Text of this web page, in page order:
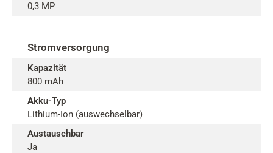
0,3 MP
Stromversorgung
Kapazität
800 mAh
Akku-Typ
Lithium-Ion (auswechselbar)
Austauschbar
Ja